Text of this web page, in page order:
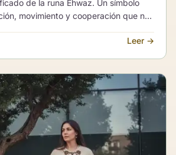
de la runa Ehwaz. Un símbolo
movimiento y cooperación que nos
Leer →